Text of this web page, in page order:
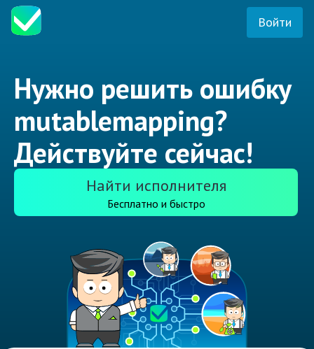
Войти
Нужно решить ошибку
mutablemapping?
Действуйте сейчас!
Найти исполнителя
Бесплатно и быстро